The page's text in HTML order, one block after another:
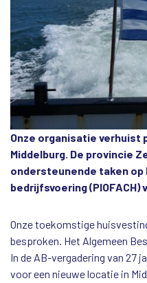
Onze organisatie verhuist
Middelburg. De provincie
ondersteunende taken op
bedrijfsvoering (PIOFACH)
Onze toekomstige
besproken. Het Algemeen
In de AB-vergadering van 27
voor een nieuwe locatie in